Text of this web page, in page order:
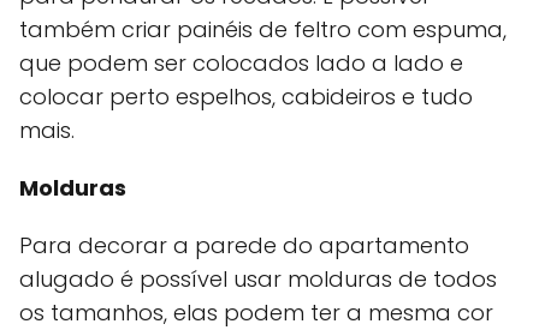
também criar painéis de feltro com espuma,
que podem ser colocados lado a lado e
colocar perto espelhos, cabideiros e tudo
mais.
Molduras
Para decorar a parede do apartamento
alugado é possível usar molduras de todos
os tamanhos, elas podem ter a mesma cor